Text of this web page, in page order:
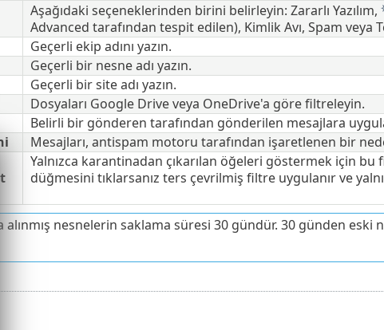
Aşağıdaki seçeneklerinden birini belirleyin: Zararlı Yazılım,
Advanced tarafından tespit edilen), Kimlik Avı, Spam veya
Geçerli ekip adını yazın.
Geçerli bir nesne adı yazın.
Geçerli bir site adı yazın.
Dosyaları Google Drive veya OneDrive'a göre filtreleyin.
Belirli bir gönderen tarafından gönderilen mesajlara
Mesajları, antispam motoru tarafından işaretlenen bir
Yalnızca karantinadan çıkarılan öğeleri göstermek için
düğmesini tıklarsanız ters çevrilmiş filtre uygulanır ve
alınmış nesnelerin saklama süresi 30 gündür. 30 günden eski